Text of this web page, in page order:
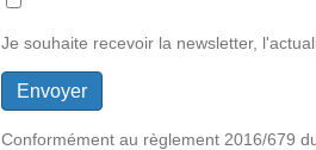
Je souhaite recevoir la newsletter,
Conformément au règlement 2016/679